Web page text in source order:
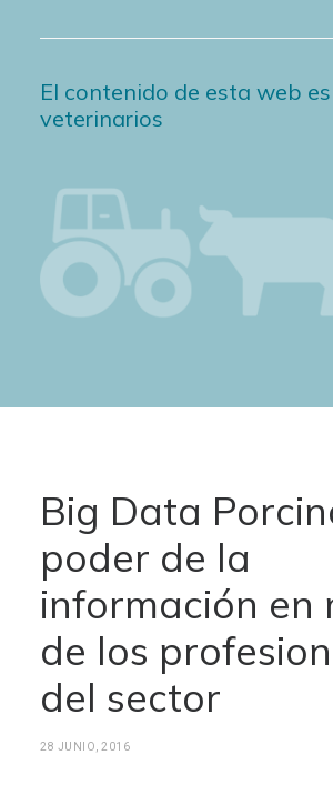
El contenido de esta web
veterinarios
Big Data
poder de la
información en
de los
del sector
28 JUNIO, 2016